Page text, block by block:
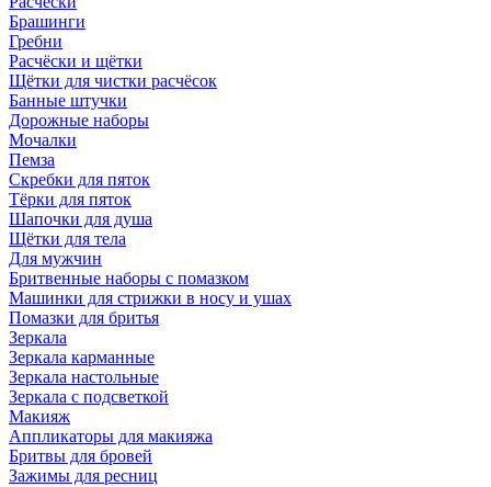
Брашинги
Гребни
Расчёски и щётки
Щётки для чистки расчёсок
Банные штучки
Дорожные наборы
Мочалки
Пемза
Скребки для пяток
Тёрки для пяток
Шапочки для душа
Щётки для тела
Для мужчин
Бритвенные наборы с помазком
Машинки для стрижки в носу и ушах
Помазки для бритья
Зеркала
Зеркала карманные
Зеркала настольные
Зеркала с подсветкой
Макияж
Аппликаторы для макияжа
Бритвы для бровей
Зажимы для ресниц